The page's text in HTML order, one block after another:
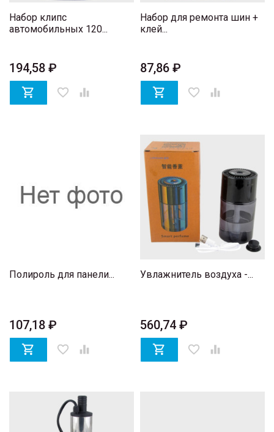
Набор клипс
автомобильных 120...
194,58 ₽
 favorite_border 
Набор для ремонта шин +
клей...
87,86 ₽
 favorite_border 
Полироль для панели...
107,18 ₽
 favorite_border 
Увлажнитель воздуха -...
560,74 ₽
 favorite_border 